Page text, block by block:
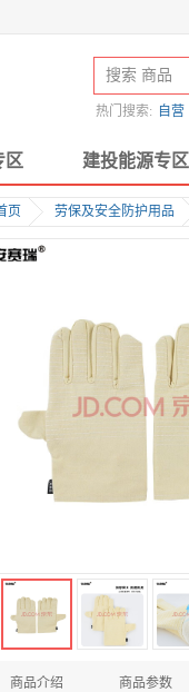
热门搜索: 自营
区 建投能源专区
及配件
页 劳保及安全防护用品
商品介绍 商品参数